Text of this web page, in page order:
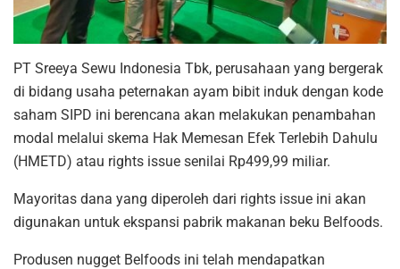
PT Sreeya Sewu Indonesia Tbk, perusahaan yang bergerak
di bidang usaha peternakan ayam bibit induk dengan kode
saham SIPD ini berencana akan melakukan penambahan
modal melalui skema Hak Memesan Efek Terlebih Dahulu
(HMETD) atau rights issue senilai Rp499,99 miliar.
Mayoritas dana yang diperoleh dari rights issue ini akan
digunakan untuk ekspansi pabrik makanan beku Belfoods.
Produsen nugget Belfoods ini telah mendapatkan